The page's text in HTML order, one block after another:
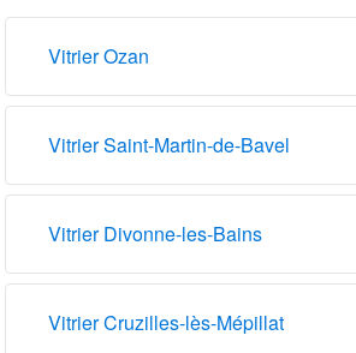
Vitrier Ozan
Vitrier Saint-Martin-de-Bavel
Vitrier Divonne-les-Bains
Vitrier Cruzilles-lès-Mépillat